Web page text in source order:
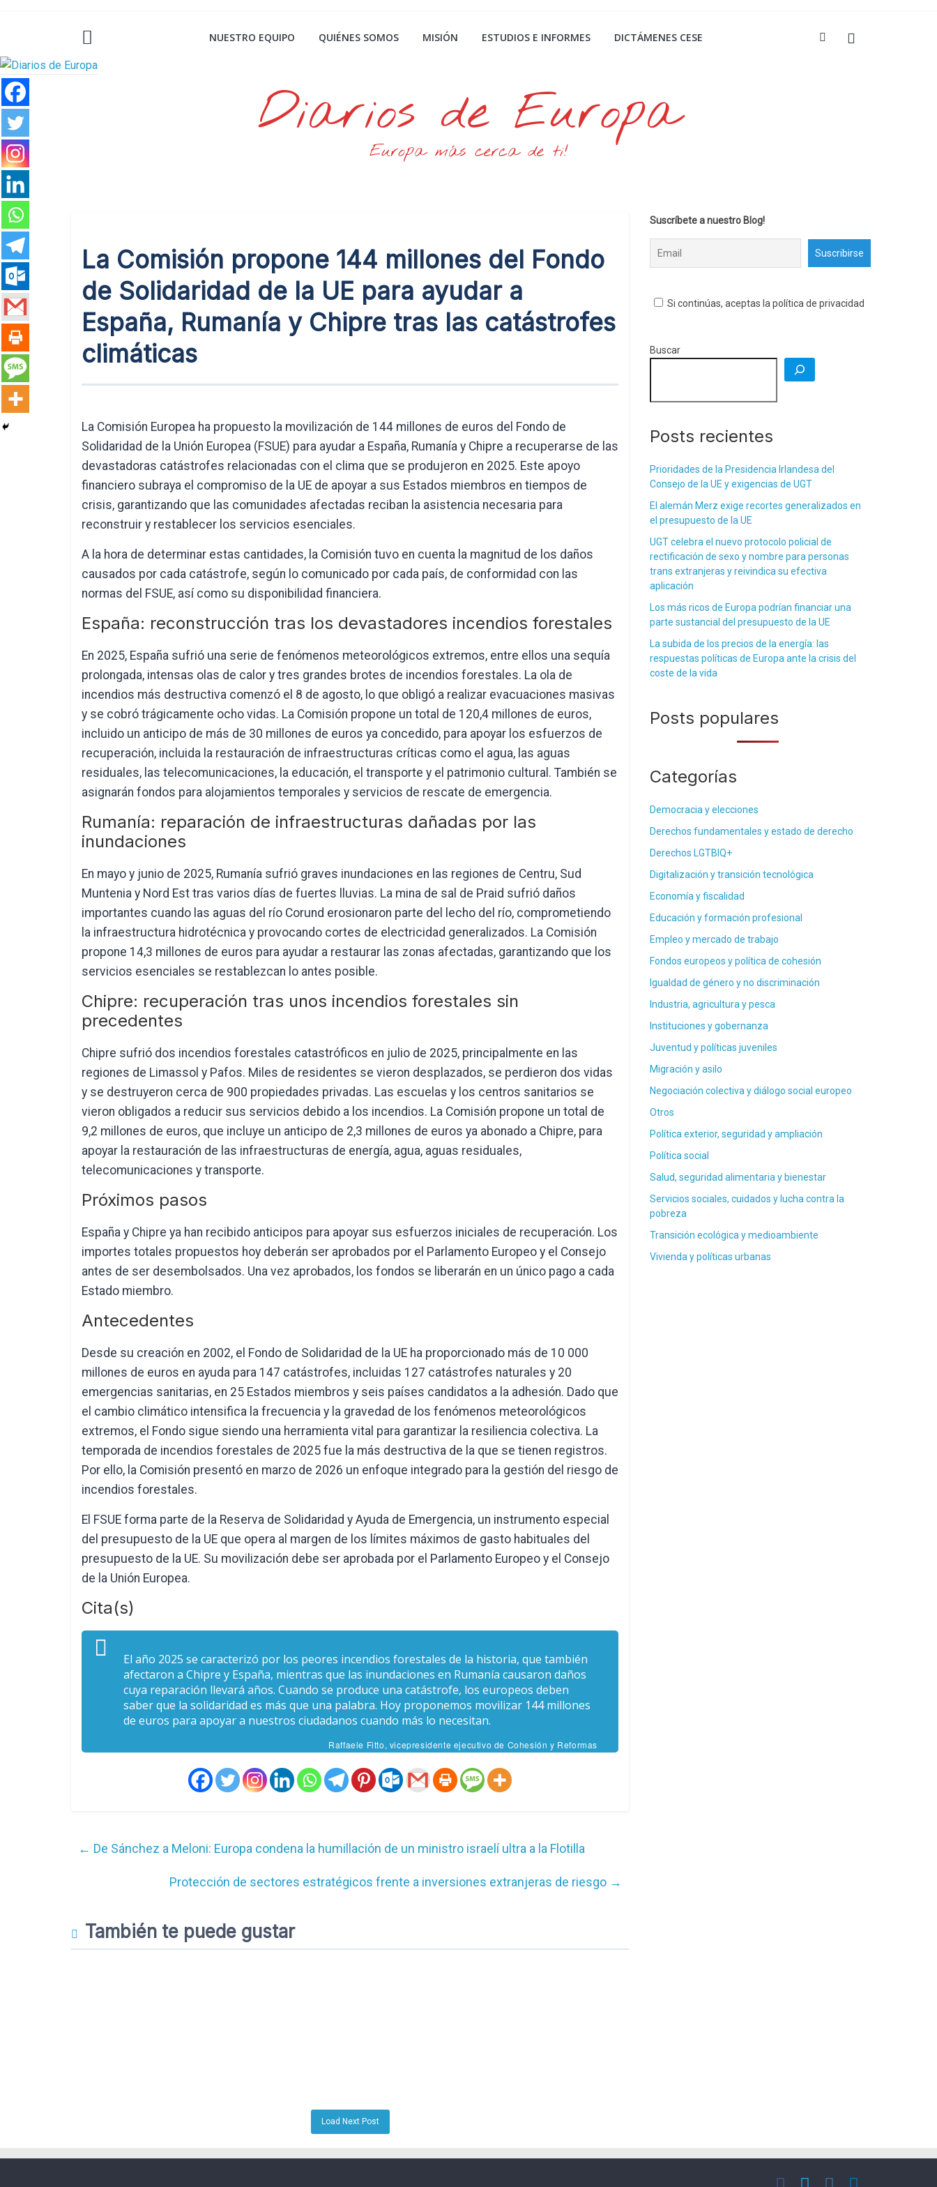
NUESTRO EQUIPO QUIÉNES SOMOS MISIÓN ESTUDIOS E INFORMES DICTÁMENES CESE
Diarios de Europa
Europa más cerca de ti!
La Comisión propone 144 millones del Fondo
de Solidaridad de la UE para ayudar a
España, Rumanía y Chipre tras las catástrofes
climáticas
La Comisión Europea ha propuesto la movilización de 144 millones de euros del Fondo de
Solidaridad de la Unión Europea (FSUE) para ayudar a España, Rumanía y Chipre a recuperarse de las
devastadoras catástrofes relacionadas con el clima que se produjeron en 2025. Este apoyo
financiero subraya el compromiso de la UE de apoyar a sus Estados miembros en tiempos de
crisis, garantizando que las comunidades afectadas reciban la asistencia necesaria para
reconstruir y restablecer los servicios esenciales.
A la hora de determinar estas cantidades, la Comisión tuvo en cuenta la magnitud de los daños
causados por cada catástrofe, según lo comunicado por cada país, de conformidad con las
normas del FSUE, así como su disponibilidad financiera.
España: reconstrucción tras los devastadores incendios forestales
En 2025, España sufrió una serie de fenómenos meteorológicos extremos, entre ellos una sequía
prolongada, intensas olas de calor y tres grandes brotes de incendios forestales. La ola de
incendios más destructiva comenzó el 8 de agosto, lo que obligó a realizar evacuaciones masivas
y se cobró trágicamente ocho vidas. La Comisión propone un total de 120,4 millones de euros,
incluido un anticipo de más de 30 millones de euros ya concedido, para apoyar los esfuerzos de
recuperación, incluida la restauración de infraestructuras críticas como el agua, las aguas
residuales, las telecomunicaciones, la educación, el transporte y el patrimonio cultural. También se
asignarán fondos para alojamientos temporales y servicios de rescate de emergencia.
Rumanía: reparación de infraestructuras dañadas por las
inundaciones
En mayo y junio de 2025, Rumanía sufrió graves inundaciones en las regiones de Centru, Sud
Muntenia y Nord Est tras varios días de fuertes lluvias. La mina de sal de Praid sufrió daños
importantes cuando las aguas del río Corund erosionaron parte del lecho del río, comprometiendo
la infraestructura hidrotécnica y provocando cortes de electricidad generalizados. La Comisión
propone 14,3 millones de euros para ayudar a restaurar las zonas afectadas, garantizando que los
servicios esenciales se restablezcan lo antes posible.
Chipre: recuperación tras unos incendios forestales sin
precedentes
Chipre sufrió dos incendios forestales catastróficos en julio de 2025, principalmente en las
regiones de Limassol y Pafos. Miles de residentes se vieron desplazados, se perdieron dos vidas
y se destruyeron cerca de 900 propiedades privadas. Las escuelas y los centros sanitarios se
vieron obligados a reducir sus servicios debido a los incendios. La Comisión propone un total de
9,2 millones de euros, que incluye un anticipo de 2,3 millones de euros ya abonado a Chipre, para
apoyar la restauración de las infraestructuras de energía, agua, aguas residuales,
telecomunicaciones y transporte.
Próximos pasos
España y Chipre ya han recibido anticipos para apoyar sus esfuerzos iniciales de recuperación. Los
importes totales propuestos hoy deberán ser aprobados por el Parlamento Europeo y el Consejo
antes de ser desembolsados. Una vez aprobados, los fondos se liberarán en un único pago a cada
Estado miembro.
Antecedentes
Desde su creación en 2002, el Fondo de Solidaridad de la UE ha proporcionado más de 10 000
millones de euros en ayuda para 147 catástrofes, incluidas 127 catástrofes naturales y 20
emergencias sanitarias, en 25 Estados miembros y seis países candidatos a la adhesión. Dado que
el cambio climático intensifica la frecuencia y la gravedad de los fenómenos meteorológicos
extremos, el Fondo sigue siendo una herramienta vital para garantizar la resiliencia colectiva. La
temporada de incendios forestales de 2025 fue la más destructiva de la que se tienen registros.
Por ello, la Comisión presentó en marzo de 2026 un enfoque integrado para la gestión del riesgo de
incendios forestales.
El FSUE forma parte de la Reserva de Solidaridad y Ayuda de Emergencia, un instrumento especial
del presupuesto de la UE que opera al margen de los límites máximos de gasto habituales del
presupuesto de la UE. Su movilización debe ser aprobada por el Parlamento Europeo y el Consejo
de la Unión Europea.
Cita(s)
El año 2025 se caracterizó por los peores incendios forestales de la historia, que también
afectaron a Chipre y España, mientras que las inundaciones en Rumanía causaron daños
cuya reparación llevará años. Cuando se produce una catástrofe, los europeos deben
saber que la solidaridad es más que una palabra. Hoy proponemos movilizar 144 millones
de euros para apoyar a nuestros ciudadanos cuando más lo necesitan.
Raffaele Fitto, vicepresidente ejecutivo de Cohesión y Reformas
← De Sánchez a Meloni: Europa condena la humillación de un ministro israelí ultra a la Flotilla
Protección de sectores estratégicos frente a inversiones extranjeras de riesgo →
También te puede gustar
Load Next Post
Suscríbete a nuestro Blog!
Si continúas, aceptas la política de privacidad
Buscar
Posts recientes
Prioridades de la Presidencia Irlandesa del
Consejo de la UE y exigencias de UGT
El alemán Merz exige recortes generalizados en
el presupuesto de la UE
UGT celebra el nuevo protocolo policial de
rectificación de sexo y nombre para personas
trans extranjeras y reivindica su efectiva
aplicación
Los más ricos de Europa podrían financiar una
parte sustancial del presupuesto de la UE
La subida de los precios de la energía: las
respuestas políticas de Europa ante la crisis del
coste de la vida
Posts populares
Categorías
Democracia y elecciones
Derechos fundamentales y estado de derecho
Derechos LGTBIQ+
Digitalización y transición tecnológica
Economía y fiscalidad
Educación y formación profesional
Empleo y mercado de trabajo
Fondos europeos y política de cohesión
Igualdad de género y no discriminación
Industria, agricultura y pesca
Instituciones y gobernanza
Juventud y políticas juveniles
Migración y asilo
Negociación colectiva y diálogo social europeo
Otros
Política exterior, seguridad y ampliación
Política social
Salud, seguridad alimentaria y bienestar
Servicios sociales, cuidados y lucha contra la
pobreza
Transición ecológica y medioambiente
Vivienda y políticas urbanas